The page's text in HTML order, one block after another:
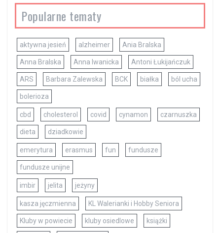
Popularne tematy
aktywna jesień alzheimer Ania Bralska
Anna Bralska Anna Iwanicka Antoni Łukijańczuk
ARS Barbara Zalewska BCK białka ból ucha
bolerioza
cbd cholesterol covid cynamon czarnuszka
dieta dziadkowie
emerytura erasmus fun fundusze
fundusze unijne
imbir jelita jeżyny
kasza jęczmienna KL Walerianki i Hobby Seniora
Kluby w powiecie kluby osiedlowe książki